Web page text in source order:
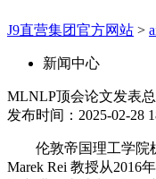
J9直营集团官方网站 >
新闻中心
MLNLP顶会论文发表
发布时间：2025-02-28
伦敦帝国理工学院
Marek Rei 教授从2016